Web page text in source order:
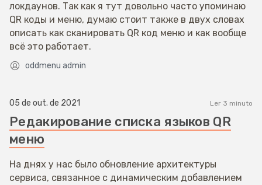
локдаунов. Так как я тут довольно часто упоминаю
QR коды и меню, думаю стоит также в двух словах
описать как сканировать QR код меню и как вообще
всё это работает.
oddmenu admin
05 de out. de 2021 Ler 3 minuto
Редакирование списка языков QR
меню
На днях у нас было обновление архитектуры
сервиса, связанное с динамическим добавлением